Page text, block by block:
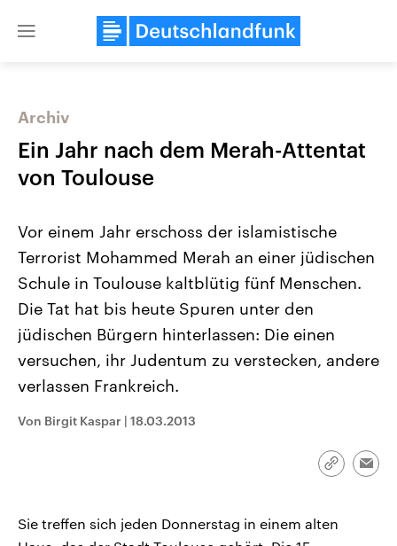
Close
Landtagswahl Sachsen-Anhalt
Alle Informationen
Sachsen-Anhalt wählt am 6.
September 2026 einen neuen
Landtag. Seit 2021 wird das
Bundesland von einer Koalition aus
Umfragen, Prognosen,
USA
Hintergründe
Wirtschaftlich und
gehören die Vereinigten
Archiv
Ein Jahr nach dem Merah-Attentat
von Toulouse
Vor einem Jahr erschoss der islamistische
Terrorist Mohammed Merah an einer jüdischen
Schule in Toulouse kaltblütig fünf Menschen.
Die Tat hat bis heute Spuren unter den
jüdischen Bürgern hinterlassen: Die einen
versuchen, ihr Judentum zu verstecken, andere
verlassen Frankreich.
Von Birgit Kaspar | 18.03.2013
Link
Sie treffen sich jeden Donnerstag in einem alten